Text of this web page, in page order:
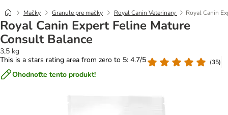
Mačky Granule pre mačky Royal Canin Veterinary Royal Canin
Royal Canin Expert Feline Mature
Consult Balance
3,5 kg
This is a stars rating area from zero to 5: 4.7/5
(35)
Ohodnoťte tento produkt!